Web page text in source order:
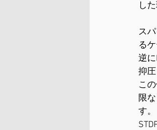
し
ス
る
逆
抑
こ
限
す。